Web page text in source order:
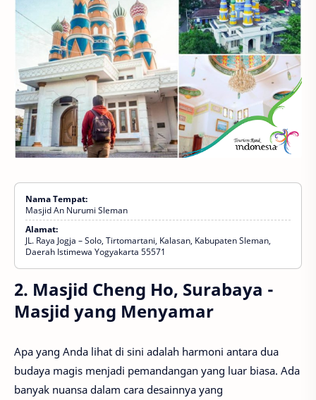
Nama Tempat:
Masjid An Nurumi Sleman
Alamat:
JL. Raya Jogja – Solo‎, Tirtomartani, Kalasan, Kabupaten Sleman,
Daerah Istimewa Yogyakarta 55571
2. Masjid Cheng Ho, Surabaya -
Masjid yang Menyamar
Apa yang Anda lihat di sini adalah harmoni antara dua
budaya magis menjadi pemandangan yang luar biasa. Ada
banyak nuansa dalam cara desainnya yang